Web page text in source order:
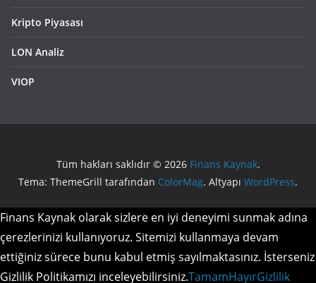
Kripto Piyasası
LON Analiz
VIOP
Tüm hakları saklıdır © 2026 Finans Kaynak.
Tema: ThemeGrill tarafından ColorMag. Altyapı WordPress.
Finans Kaynak olarak sizlere en iyi deneyimi sunmak adına
çerezlerinizi kullanıyoruz. Sitemizi kullanmaya devam
ettiğiniz sürece bunu kabul etmiş sayılmaktasınız. İsterseniz
Gizlilik Politikamızı inceleyebilirsiniz.TamamHayırGizlilik